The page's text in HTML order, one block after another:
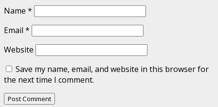
Name *
Email *
Website
Save my name, email, and website in this browser for
the next time I comment.